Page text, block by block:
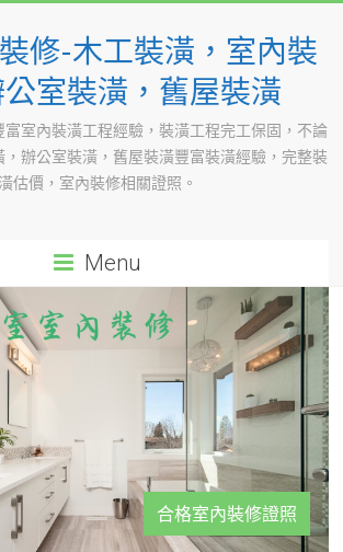
修-木工裝潢，室內裝
室裝潢，舊屋裝潢
室內裝潢工程經驗，裝潢工程完工保固，不論
，辦公室裝潢，舊屋裝潢豐富裝潢經驗，完整裝
潢估價，室內裝修相關證照。
Menu
合格室內裝修證照